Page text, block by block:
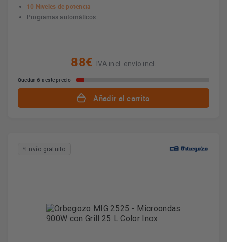
10 Niveles de potencia
Programas automáticos
88€ IVA incl. envío incl.
Quedan 6 a este precio
Añadir al carrito
*Envío gratuito